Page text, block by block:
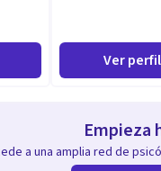
digitales (internet),
Ver perfil
Empieza
a una amplia red de